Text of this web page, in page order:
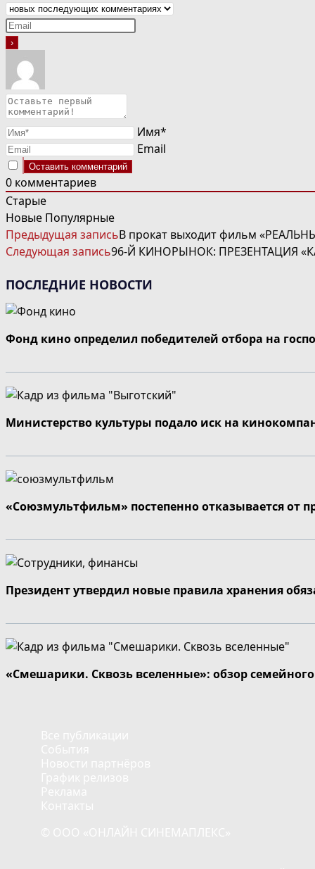
Имя*
Email
0 комментариев
Старые
Новые Популярные
ЧИТАТЬ
ДАЛЕЕ
СТАТЬИ
Предыдущая записьВ прокат выходит фильм
Следующая запись96-Й КИНОРЫНОК: ПРЕЗЕНТАЦИЯ
ПОСЛЕДНИЕ НОВОСТИ
Фонд кино определил победителей отбора на
Министерство культуры подало иск на
«Союзмультфильм» постепенно отказывается от
Президент утвердил новые правила хранения
«Смешарики. Сквозь вселенные»: обзор